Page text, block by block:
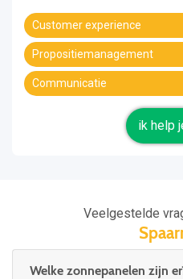
Customer experience
Propositiemanagement
Communicatie
ik help
Veelgestelde
Welke zonnepanelen zijn